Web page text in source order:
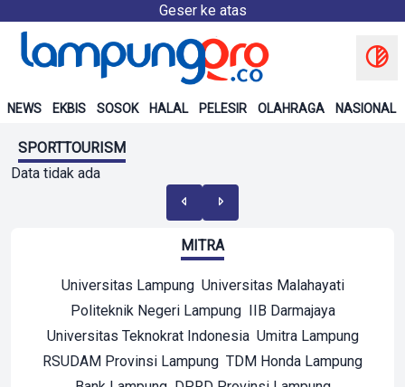
Geser ke atas
NEWS EKBIS SOSOK HALAL PELESIR OLAHRAGA NASIONAL
SPORTTOURISM
Data tidak ada
MITRA
Universitas Lampung Universitas Malahayati
Politeknik Negeri Lampung IIB Darmajaya
Universitas Teknokrat Indonesia Umitra Lampung
RSUDAM Provinsi Lampung TDM Honda Lampung